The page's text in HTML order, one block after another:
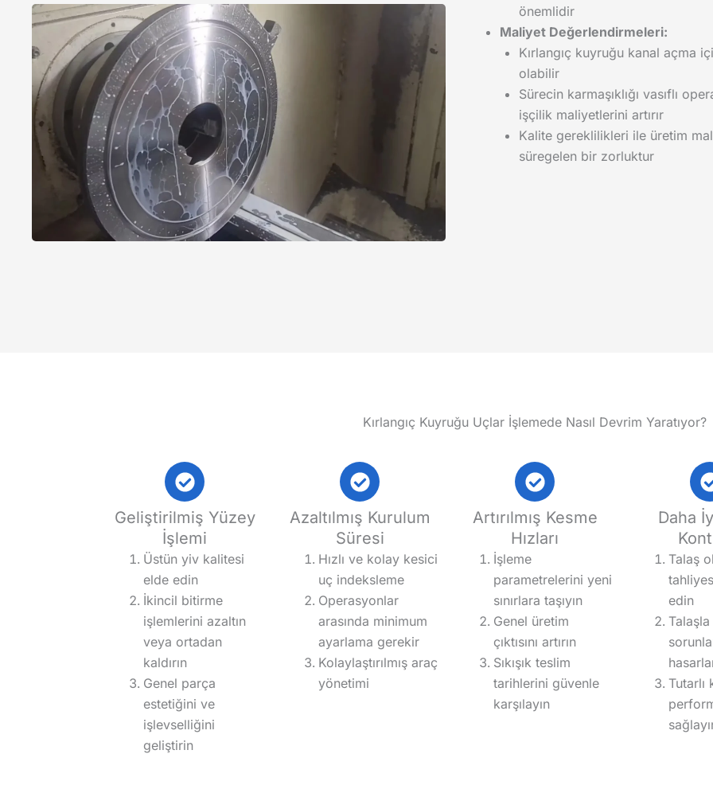
önemlidir
Maliyet Değerlendirmeleri:
Kırlangıç kuyruğu kanal açma
olabilir
Sürecin karmaşıklığı vasıflı
işçilik maliyetlerini artırır
Kalite gereklilikleri ile üretim
süregelen bir zorluktur
Kırlangıç Kuyruğu Uçlar İşlemede Nasıl Devrim Yaratıyor?
Geliştirilmiş Yüzey
İşlemi
Üstün yiv kalitesi
elde edin
İkincil bitirme
işlemlerini azaltın
veya ortadan
kaldırın
Genel parça
estetiğini ve
işlevselliğini
geliştirin
Azaltılmış Kurulum
Süresi
Hızlı ve kolay kesici
uç indeksleme
Operasyonlar
arasında minimum
ayarlama gerekir
Kolaylaştırılmış araç
yönetimi
Artırılmış Kesme
Hızları
İşleme
parametrelerini yeni
sınırlara taşıyın
Genel üretim
çıktısını artırın
Sıkışık teslim
tarihlerini güvenle
karşılayın
Daha
Talaş
edin
Tutarlı